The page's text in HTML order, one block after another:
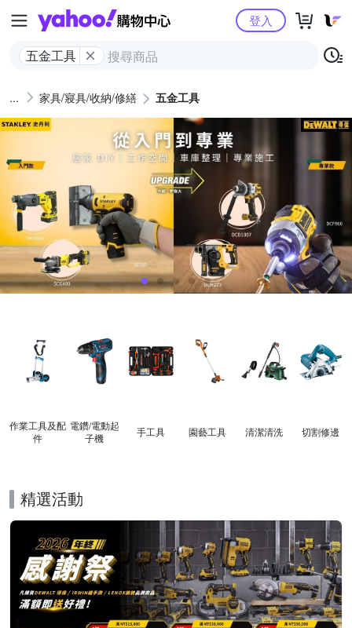
Yahoo購物中心
五金工具
登入
家具/寢具/收納/修繕 五金工具
作業工具及配
件
電鑽/電動起
子機
手工具 園藝工具 清潔清洗 切割修邊
精選活動